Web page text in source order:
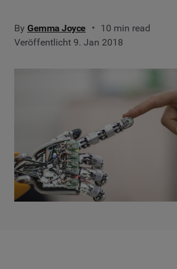
By Gemma Joyce
10 min read
Veröffentlicht 9. Jan 2018